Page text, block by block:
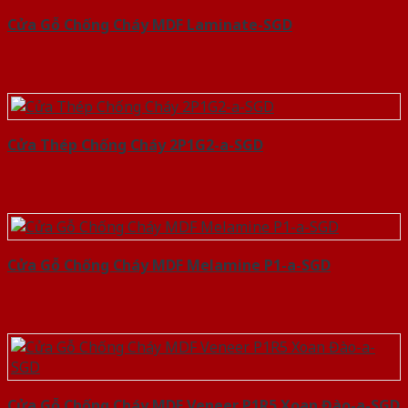
Cửa Gỗ Chống Cháy MDF Laminate-SGD
Cửa Thép Chống Cháy 2P1G2-a-SGD
Cửa Gỗ Chống Cháy MDF Melamine P1-a-SGD